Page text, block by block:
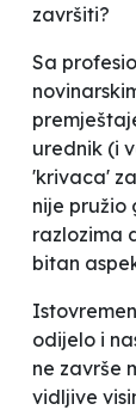
završiti?
Sa
urednik (i
'krivaca'
nije pružio
razlozima
bitan
odijelo i
ne završe
vidljive